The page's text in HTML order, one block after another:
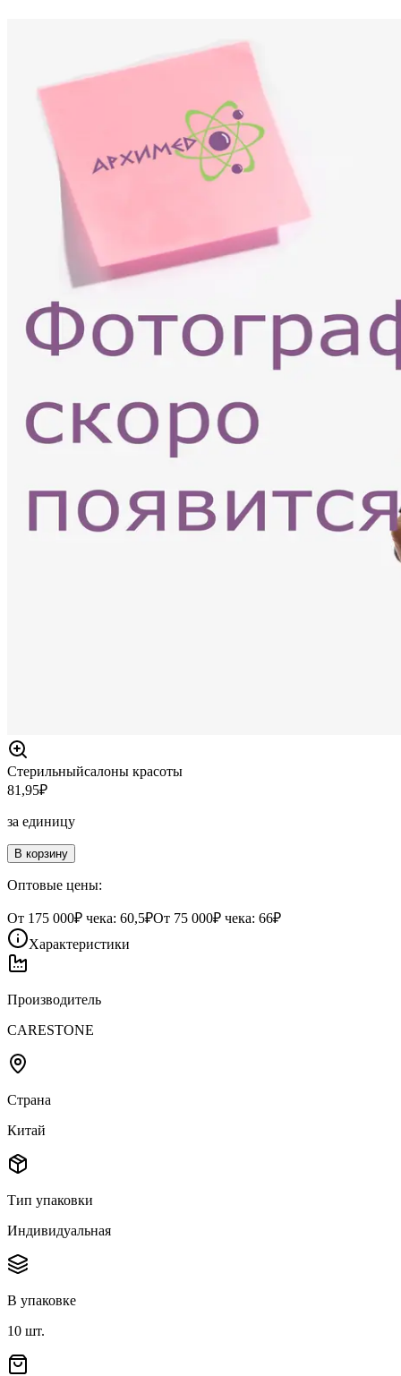
Стерильныйсалоны красоты
81,95₽
за единицу
В корзину
Оптовые цены:
От 175 000₽ чека: 60,5₽От 75 000₽ чека: 66₽
Характеристики
Производитель
CARESTONE
Страна
Китай
Тип упаковки
Индивидуальная
В упаковке
10 шт.